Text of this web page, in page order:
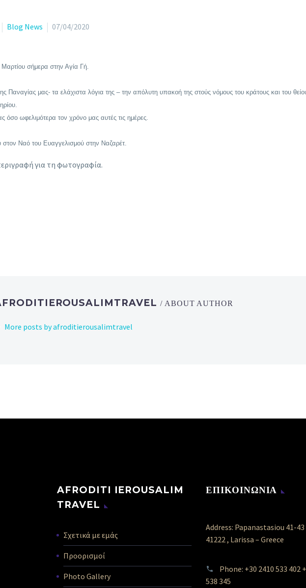
Blog News 07/04/2020
σήμερα στην Αγία Γή.
Παναγίας μας- τα ελάχιστα λόγια της – την απόλυτη υπακοή της στούς νόμους του κράτους και του
όσο ωφελιμότερα τον χρόνο μας αυτές τις ημέρες.
Ναό του Ευαγγελισμού στην Ναζαρέτ.
/ ABOUT AUTHOR
More posts by afroditierousalimtravel
AFRODITI IEROUSALIM
TRAVEL
Σχετικά με εμάς
Προορισμοί
Photo Gallery
ΕΠΙΚΟΙΝΩΝΙΑ
Address: Papanastasiou 41-43
41222 , Larissa – Greece
Phone: +30 2410 533 402
538 345